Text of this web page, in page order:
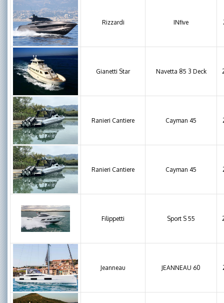
Rizzardi INfive
Gianetti Star Navetta 85 3 Deck
Ranieri Cantiere Cayman 45
Ranieri Cantiere Cayman 45
Filippetti Sport S 55
Jeanneau JEANNEAU 60